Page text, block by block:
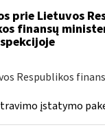
prie Lietuvos
finansų
Respublikos
įstatymo